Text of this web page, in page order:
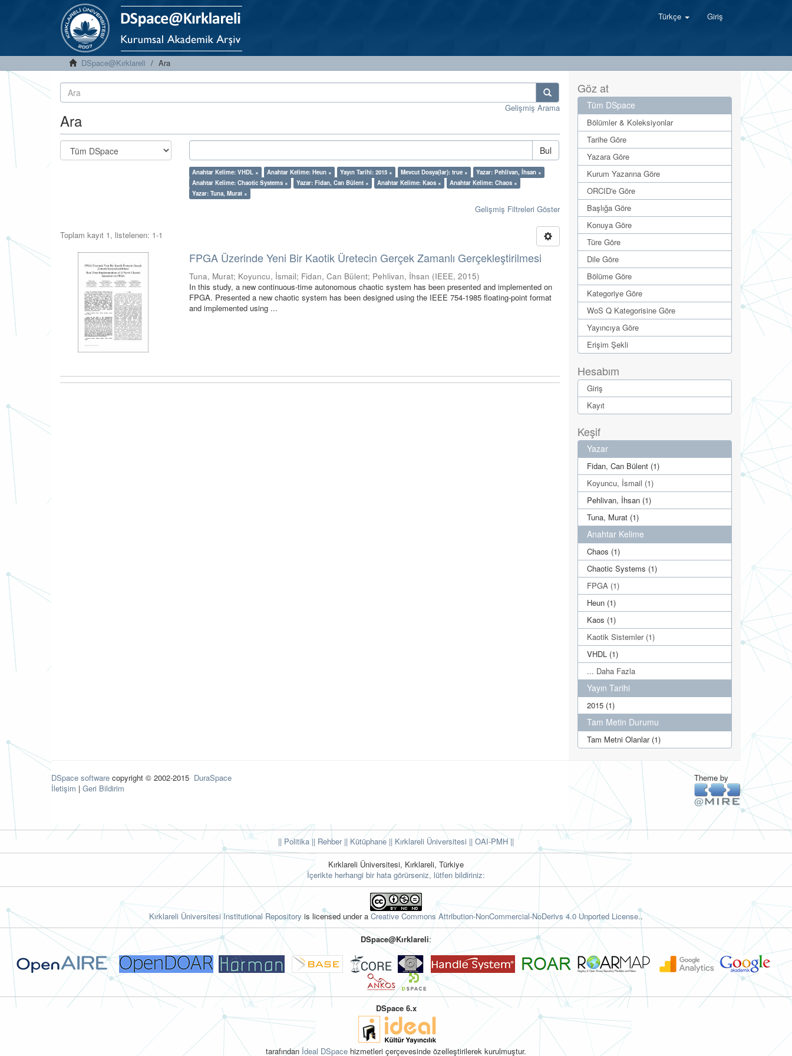
Türkçe Giriş
DSpace@Kırklareli Ara
Gelişmiş Arama
Ara
Bul
Anahtar Kelime: VHDL × Anahtar Kelime: Heun × Yayın Tarihi: 2015 × Mevcut Dosya(lar): true ×
Yazar: Pehlivan, İhsan ×
Anahtar Kelime: Chaotic Systems ×
Yazar: Fidan, Can Bülent × Anahtar Kelime: Kaos ×
Anahtar Kelime: Chaos ×
Yazar: Tuna, Murat ×
Gelişmiş Filtreleri Göster
Toplam kayıt 1, listelenen: 1-1
FPGA Üzerinde Yeni Bir Kaotik Üretecin Gerçek Zamanlı Gerçekleştirilmesi
Tuna, Murat; Koyuncu, İsmail; Fidan, Can Bülent; Pehlivan, İhsan (IEEE,2015)
In this study, a new continuous-time autonomous chaotic system has been presented and implemented on
FPGA. Presented a new chaotic system has been designed using the IEEE 754-1985 floating-point format
and implemented using ...
Göz at
Tüm DSpace
Bölümler & Koleksiyonlar
Tarihe Göre
Yazara Göre
Kurum Yazarına Göre
ORCID'e Göre
Başlığa Göre
Konuya Göre
Türe Göre
Dile Göre
Bölüme Göre
Kategoriye Göre
WoS Q Kategorisine Göre
Yayıncıya Göre
Erişim Şekli
Hesabım
Giriş
Kayıt
Keşif
Yazar
Fidan, Can Bülent (1)
Koyuncu, İsmail (1)
Pehlivan, İhsan (1)
Tuna, Murat (1)
Anahtar Kelime
Chaos (1)
Chaotic Systems (1)
FPGA (1)
Heun (1)
Kaos (1)
Kaotik Sistemler (1)
VHDL (1)
... Daha Fazla
Yayın Tarihi
2015 (1)
Tam Metin Durumu
Tam Metni Olanlar (1)
DSpace software copyright © 2002-2015 DuraSpace
İletişim | Geri Bildirim
Theme by
|| Politika|| Rehber|| Kütüphane || Kırklareli Üniversitesi || OAI-PMH ||
Kırklareli Üniversitesi, Kırklareli, Türkiye
İçerikte herhangi bir hata görürseniz, lütfen bildiriniz:
Kırklareli Üniversitesi Institutional Repository is licensed under a Creative Commons Attribution-NonCommercial-NoDerivs 4.0 Unported License..
DSpace@Kırklareli:
DSpace 6.x
tarafından İdeal DSpace hizmetleri çerçevesinde özelleştirilerek kurulmuştur.